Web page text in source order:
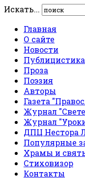
Искать...
Главная
О сайте
Новости
Публицистика
Проза
Поэзия
Авторы
Газета
Журнал
Журнал
ДПЦ Нестора
Популярные
Храмы и
Стиховизор
Контакты